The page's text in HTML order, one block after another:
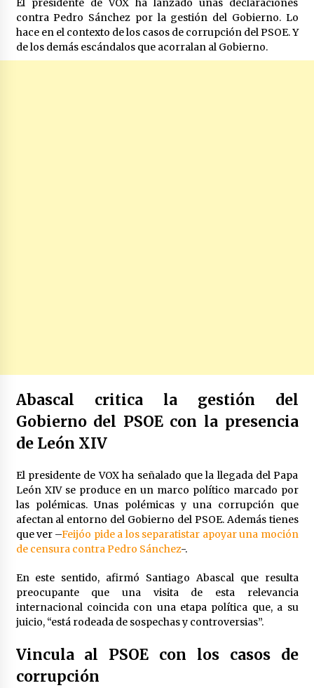
El presidente de VOX ha lanzado unas declaraciones
contra Pedro Sánchez por la gestión del Gobierno. Lo
hace en el contexto de los casos de corrupción del PSOE. Y
de los demás escándalos que acorralan al Gobierno.
Abascal critica la gestión del
Gobierno del PSOE con la presencia
de León XIV
El presidente de VOX ha señalado que la llegada del Papa
León XIV se produce en un marco político marcado por
las polémicas. Unas polémicas y una corrupción que
afectan al entorno del Gobierno del PSOE. Además tienes
que ver –Feijóo pide a los separatistar apoyar una moción
de censura contra Pedro Sánchez-.
En este sentido, afirmó Santiago Abascal que resulta
preocupante que una visita de esta relevancia
internacional coincida con una etapa política que, a su
juicio, “está rodeada de sospechas y controversias”.
Vincula al PSOE con los casos de
corrupción